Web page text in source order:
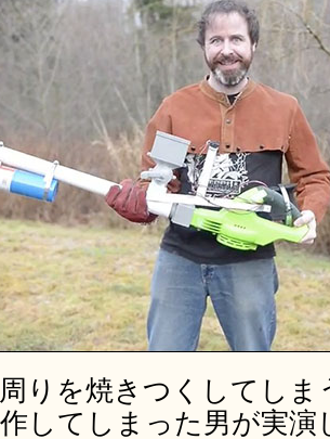
りを焼きつくしてしま
してしまった男が実演